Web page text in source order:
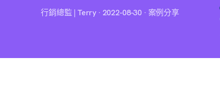
行銷總監 | Terry · 2022-08-30 · 案例分享